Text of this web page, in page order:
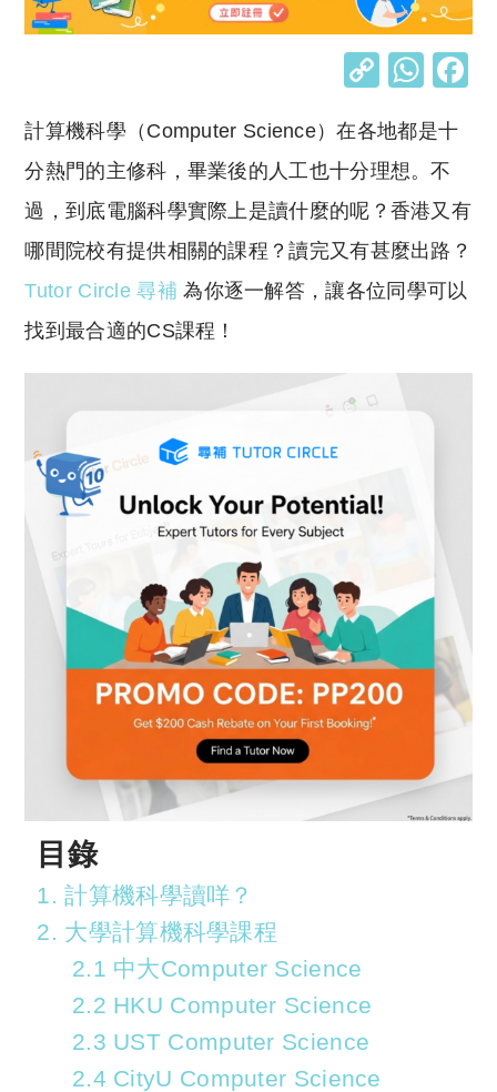
C
p
y
Li
n
k
W
at
s
A
p
p
計算機科學（Computer Science）在各地都是十
分熱門的主修科，畢業後的人工也十分理想。不
過，到底電腦科學實際上是讀什麼的呢？香港又有
哪間院校有提供相關的課程？讀完又有甚麼出路？
Tutor Circle 尋補 為你逐一解答，讓各位同學可以
找到最合適的CS課程！
目錄
1. 計算機科學讀咩？
2. 大學計算機科學課程
2.1 中大Computer Science
2.2 HKU Computer Science
2.3 UST Computer Science
2.4 CityU Computer Science